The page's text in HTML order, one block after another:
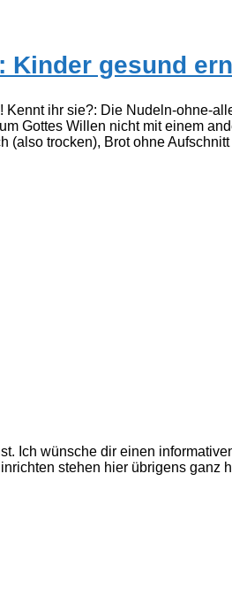
Kinder gesund
Kennt ihr sie?: Die Nudeln-ohne-
Gottes Willen nicht mit einem
(also trocken), Brot ohne
Ich wünsche dir einen
stehen hier übrigens ganz